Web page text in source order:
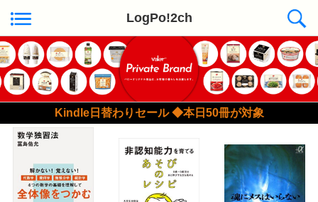
LogPo!2ch
Kindle日替わりセール ◆本日50冊が対象